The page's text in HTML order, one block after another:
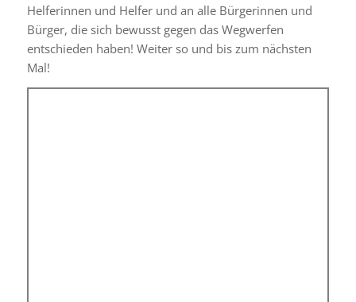
Helferinnen und Helfer und an alle Bürgerinnen und
Bürger, die sich bewusst gegen das Wegwerfen
entschieden haben! Weiter so und bis zum nächsten
Mal!